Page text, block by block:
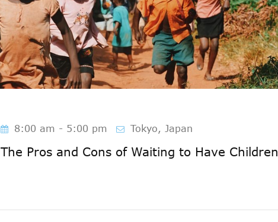
8:00 am - 5:00 pm Tokyo, Japan
The Pros and Cons of Waiting to Have Children